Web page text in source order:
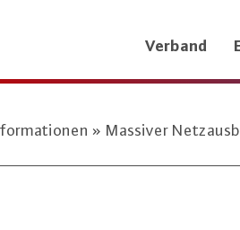
Verband
Massiver